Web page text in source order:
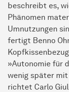
beschreibt es,
Phänomen
Umnutzungen
fertigt Benno
»Autonomie für
wenig später
richtet Carlo